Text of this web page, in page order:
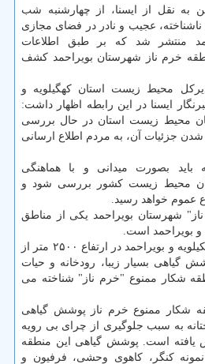
به نقل از ایسنا، از چهارشنبه شب
عجیب و نادر در فضای مجازی
منتشر شد که بر طبق اطلاعات
خرم ناز شهرستان بویراحمد کشف
محیط زیست استان کهگیلویه و
ایسنا در این رابطه اظهار داشت:
محیط زیست استان در حال بررسی
جزئیات آن، به مردم اطلاع ارسانی
بصورت میدانی و با هماهنگی
محیط زیست کشور بررسی شود و
عموم خواهد رسید.
شهرستان بویراحمد یکی از مناطق
و بویراحمد است.
گفتنی است که در استان کهکیلویه و بویراحمد در ارتفاع ۲۵۰۰ متر از
گیاهی بسیار زیبا، رودخانه و حیات
شکار ممنوع "خرم ناز" شناخته می
شکار ممنوع خرم ناز پوشش گیاهی
به سبب جلوگیری از چرای بی رویه
است. پوشش گیاهی این منطقه
کنگر، کاهوی وحشی، فرفیون و